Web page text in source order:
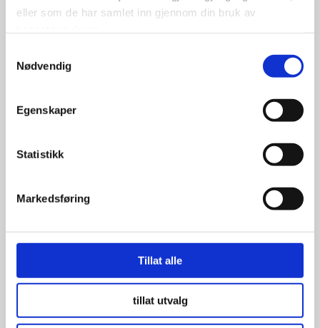
eller som de har samlet inn gjennom din bruk av
Nødvendig
Egenskaper
Statistikk
Markedsføring
Tillat alle
tillat utvalg